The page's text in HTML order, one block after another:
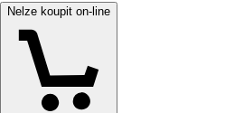
Nelze koupit on-line